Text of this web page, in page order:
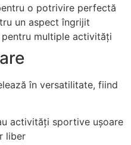
o potrivire perfectă
un aspect îngrijit
multiple activități
în versatilitate, fiind
activități sportive ușoare
liber